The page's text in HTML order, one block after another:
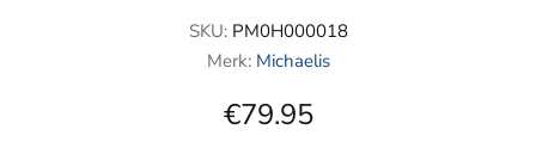
SKU: PM0H000018
Merk: Michaelis
€79.95